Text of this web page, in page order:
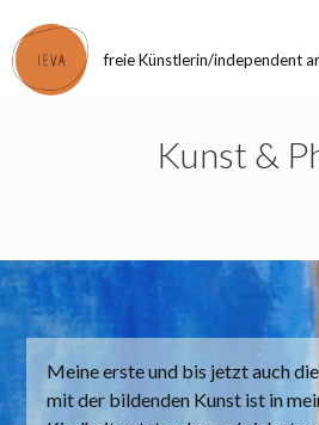
Inhalt
springen
freie Künstlerin/independent
Kunst &
Meine erste und bis jetzt auch
mit der bildenden Kunst ist in